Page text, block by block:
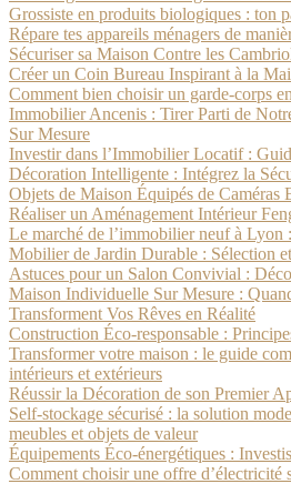
Grossiste en produits biologiques : ton
Répare tes appareils ménagers de
Sécuriser sa Maison Contre les
Créer un Coin Bureau Inspirant à la
Comment bien choisir un garde-corps
Immobilier Ancenis : Tirer Parti de
Sur Mesure
Investir dans l’Immobilier Locatif :
Décoration Intelligente : Intégrez la
Objets de Maison Équipés de Caméras
Réaliser un Aménagement Intérieur
Le marché de l’immobilier neuf à Lyon
Mobilier de Jardin Durable : Sélection
Astuces pour un Salon Convivial :
Maison Individuelle Sur Mesure :
Transforment Vos Rêves en Réalité
Construction Éco-responsable :
Transformer votre maison : le guide
intérieurs et extérieurs
Réussir la Décoration de son Premier
Self-stockage sécurisé : la solution
meubles et objets de valeur
Équipements Éco-énergétiques :
Comment choisir une offre d’électricité